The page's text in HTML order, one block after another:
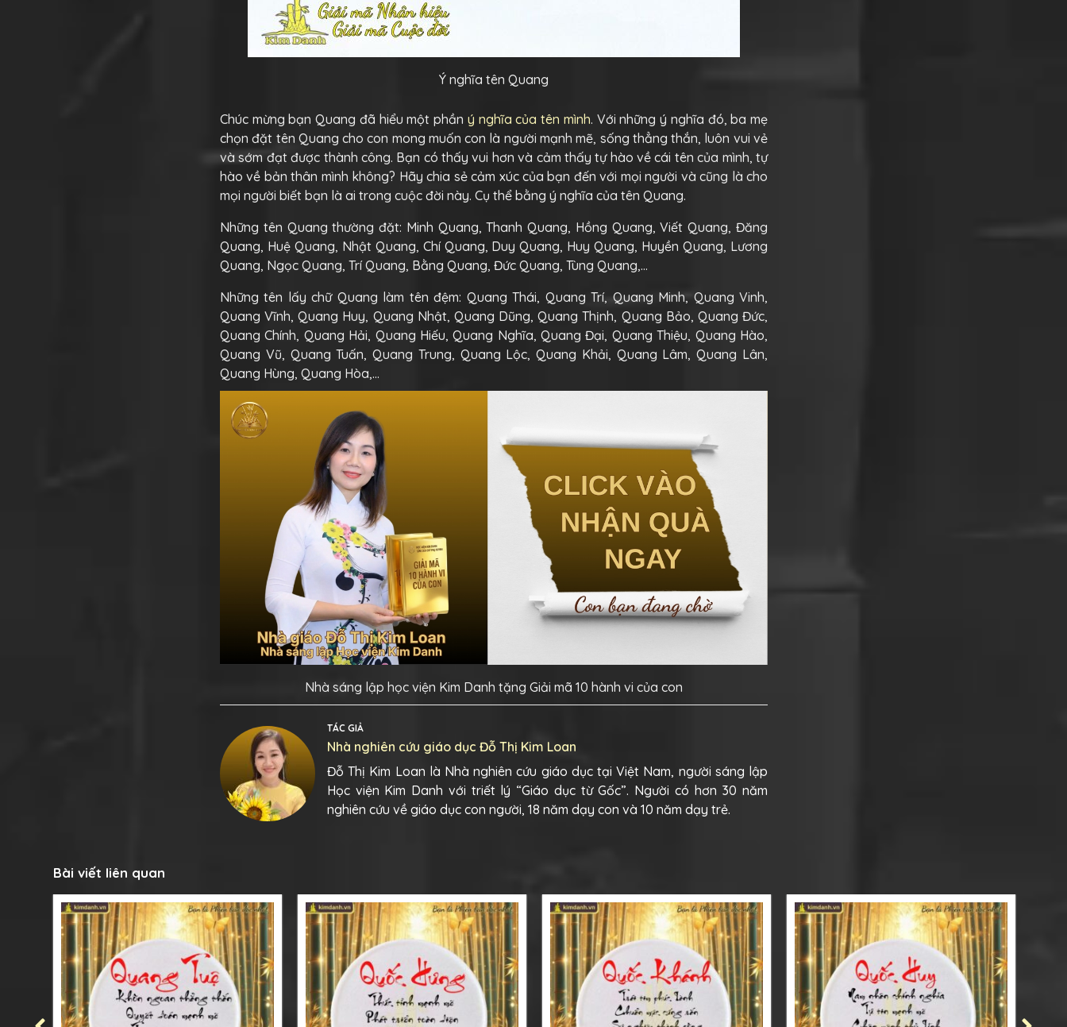
Ý nghĩa tên Quang
Chúc mừng bạn Quang đã hiểu một phần ý nghĩa của tên mình. Với những ý nghĩa đó, ba mẹ
chọn đặt tên Quang cho con mong muốn con là người mạnh mẽ, sống thẳng thắn, luôn vui vẻ
và sớm đạt được thành công. Bạn có thấy vui hơn và cảm thấy tự hào về cái tên của mình, tự
hào về bản thân mình không? Hãy chia sẻ cảm xúc của bạn đến với mọi người và cũng là cho
mọi người biết bạn là ai trong cuộc đời này. Cụ thể bằng ý nghĩa của tên Quang.
Những tên Quang thường đặt: Minh Quang, Thanh Quang, Hồng Quang, Viết Quang, Đăng
Quang, Huệ Quang, Nhật Quang, Chí Quang, Duy Quang, Huy Quang, Huyền Quang, Lương
Quang, Ngọc Quang, Trí Quang, Bằng Quang, Đức Quang, Tùng Quang,…
Những tên lấy chữ Quang làm tên đệm: Quang Thái, Quang Trí, Quang Minh, Quang Vinh,
Quang Vĩnh, Quang Huy, Quang Nhật, Quang Dũng, Quang Thịnh, Quang Bảo, Quang Đức,
Quang Chính, Quang Hải, Quang Hiếu, Quang Nghĩa, Quang Đại, Quang Thiệu, Quang Hào,
Quang Vũ, Quang Tuấn, Quang Trung, Quang Lộc, Quang Khải, Quang Lâm, Quang Lân,
Quang Hùng, Quang Hòa,…
Nhà sáng lập học viện Kim Danh tặng Giải mã 10 hành vi của con
TÁC GIẢ
Nhà nghiên cứu giáo dục Đỗ Thị Kim Loan
Đỗ Thị Kim Loan là Nhà nghiên cứu giáo dục tại Việt Nam, người sáng lập
Học viện Kim Danh với triết lý “Giáo dục từ Gốc”. Người có hơn 30 năm
nghiên cứu về giáo dục con người, 18 năm dạy con và 10 năm dạy trẻ.
Bài viết liên quan